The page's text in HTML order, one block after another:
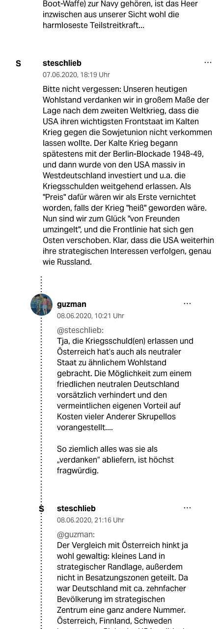
Boot-Waffe) zur Navy gehören, ist das Heer
inzwischen aus unserer Sicht wohl die
harmloseste Teilstreitkraft...
S steschlieb
07.06.2020, 18:19 Uhr
Bitte nicht vergessen: Unseren heutigen
Wohlstand verdanken wir in großem Maße der
Lage nach dem zweiten Weltkrieg, dass die
USA ihren wichtigsten Frontstaat im Kalten
Krieg gegen die Sowjetunion nicht verkommen
lassen wollte. Der Kalte Krieg begann
spätestens mit der Berlin-Blockade 1948-49,
und dann wurde von den USA massiv in
Westdeutschland investiert und u.a. die
Kriegsschulden weitgehend erlassen. Als
"Preis" dafür wären wir als Erste vernichtet
worden, falls der Krieg "heiß" geworden wäre.
Nun sind wir zum Glück "von Freunden
umzingelt", und die Frontlinie hat sich gen
Osten verschoben. Klar, dass die USA weiterhin
ihre strategischen Interessen verfolgen, genau
wie Russland.
guzman
08.06.2020, 10:21 Uhr
@steschlieb:
Tja, die Kriegsschuld(en) erlassen und
Österreich hat’s auch als neutraler
Staat zu ähnlichem Wohlstand
gebracht. Die Möglichkeit zum einem
friedlichen neutralen Deutschland
vorsätzlich verhindert und den
vermeintlichen eigenen Vorteil auf
Kosten vieler Anderer Skrupellos
vorangestellt....
So ziemlich alles was sie als
„verdanken“ abliefern, ist höchst
fragwürdig.
S steschlieb
08.06.2020, 21:16 Uhr
@guzman:
Der Vergleich mit Österreich hinkt ja
wohl gewaltig: kleines Land in
strategischer Randlage, außerdem
nicht in Besatzungszonen geteilt. Da
war Deutschland mit ca. zehnfacher
Bevölkerung im strategischen
Zentrum eine ganz andere Nummer.
Österreich, Finnland, Schweden